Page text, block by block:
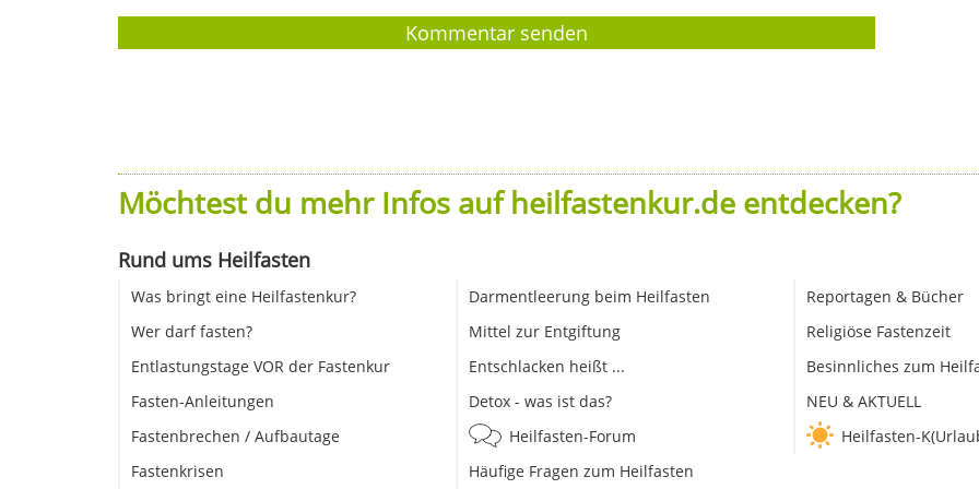
Möchtest du mehr Infos auf heilfastenkur.de entdecken?
Rund ums Heilfasten
Was bringt eine Heilfastenkur?
Wer darf fasten?
Entlastungstage VOR der Fastenkur
Fasten-Anleitungen
Fastenbrechen / Aufbautage
Fastenkrisen
Darmentleerung beim Heilfasten
Mittel zur Entgiftung
Entschlacken heißt ...
Detox - was ist das?
Heilfasten-Forum
Häufige Fragen zum Heilfasten
Reportagen & Bücher
Religiöse Fastenzeit
Besinnliches zum
NEU & AKTUELL
Heilfasten-